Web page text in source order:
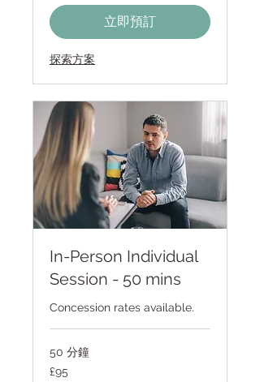
立即預訂
探索方案
In-Person Individual
Session - 50 mins
Concession rates available.
50 分鐘
95
英
£95